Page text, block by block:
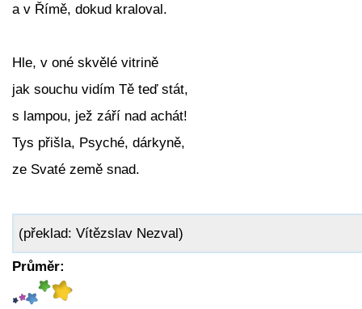
a v Římě, dokud kraloval.
Hle, v oné skvělé vitrině
jak souchu vidím Tě teď stát,
s lampou, jež září nad achát!
Tys přišla, Psyché, dárkyně,
ze Svaté země snad.
(překlad: Vítězslav Nezval)
Průměr: